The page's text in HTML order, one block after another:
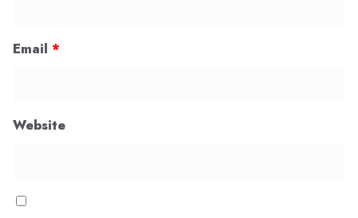
Email *
Website